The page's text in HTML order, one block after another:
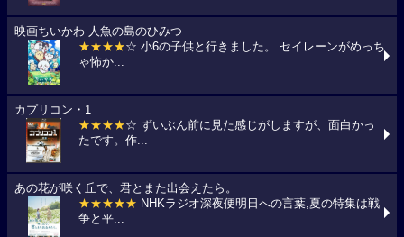
映画ちいかわ 人魚の島のひみつ
★★★★☆ 小6の子供と行きました。 セイレーンがめっち
ゃ怖か...
カプリコン・1
★★★★☆ ずいぶん前に見た感じがしますが、面白かっ
たです。作...
あの花が咲く丘で、君とまた出会えたら。
★★★★★ NHKラジオ深夜便明日への言葉,夏の特集は戦
争と平...